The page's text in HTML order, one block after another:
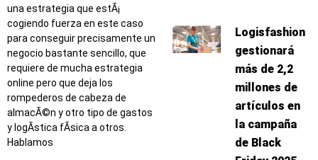
una estrategia que estÃ¡
cogiendo fuerza en este caso
para conseguir precisamente un
negocio bastante sencillo, que
requiere de mucha estrategia
online pero que deja los
rompederos de cabeza de
almacÃ©n y otro tipo de gastos
y logÃ­stica fÃ­sica a otros.
Hablamos
Logisfashion
gestionará
más de 2,2
millones de
artículos en
la campaña
de Black